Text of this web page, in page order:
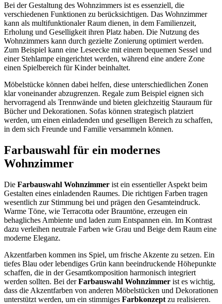
Bei der Gestaltung des Wohnzimmers ist es essenziell, die
verschiedenen Funktionen zu berücksichtigen. Das Wohnzimmer
kann als multifunktionaler Raum dienen, in dem Familienzeit,
Erholung und Geselligkeit ihren Platz haben. Die Nutzung des
Wohnzimmers kann durch gezielte Zonierung optimiert werden.
Zum Beispiel kann eine Leseecke mit einem bequemen Sessel und
einer Stehlampe eingerichtet werden, während eine andere Zone
einen Spielbereich für Kinder beinhaltet.
Möbelstücke können dabei helfen, diese unterschiedlichen Zonen
klar voneinander abzugrenzen. Regale zum Beispiel eignen sich
hervorragend als Trennwände und bieten gleichzeitig Stauraum für
Bücher und Dekorationen. Sofas können strategisch platziert
werden, um einen einladenden und geselligen Bereich zu schaffen,
in dem sich Freunde und Familie versammeln können.
Farbauswahl für ein modernes
Wohnzimmer
Die Farbauswahl Wohnzimmer ist ein essentieller Aspekt beim
Gestalten eines einladenden Raumes. Die richtigen Farben tragen
wesentlich zur Stimmung bei und prägen den Gesamteindruck.
Warme Töne, wie Terracotta oder Brauntöne, erzeugen ein
behagliches Ambiente und laden zum Entspannen ein. Im Kontrast
dazu verleihen neutrale Farben wie Grau und Beige dem Raum eine
moderne Eleganz.
Akzentfarben kommen ins Spiel, um frische Akzente zu setzen. Ein
tiefes Blau oder lebendiges Grün kann beeindruckende Höhepunkte
schaffen, die in der Gesamtkomposition harmonisch integriert
werden sollten. Bei derFarbauswahl Wohnzimmer ist es wichtig,
dass die Akzentfarben von anderen Möbelstücken und Dekorationen
unterstützt werden, um ein stimmiges Farbkonzept zu realisieren.